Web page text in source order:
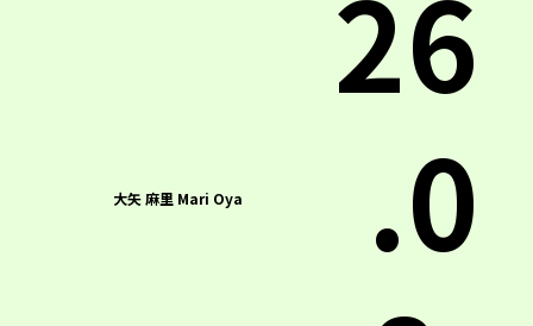
大矢 麻里 Mari Oya
26
.0